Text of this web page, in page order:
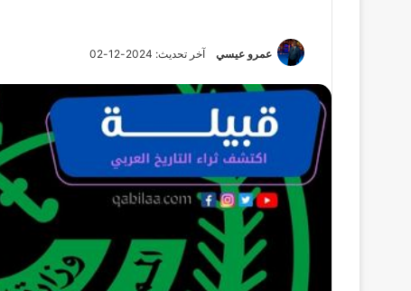
عمرو عيسي آخر تحديث: 2024-12-02